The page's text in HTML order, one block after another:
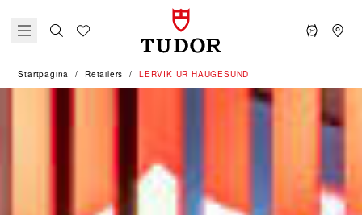
Startpagina Retailers ‭LERVIK UR HAUGESUND‬